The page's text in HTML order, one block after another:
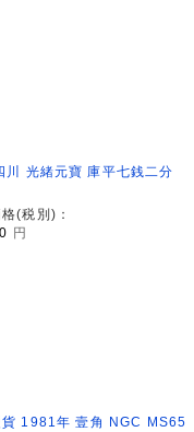
川 光緒元寶 庫平七銭二分
(税別)：
円
貨 1981年 壹角 NGC MS65